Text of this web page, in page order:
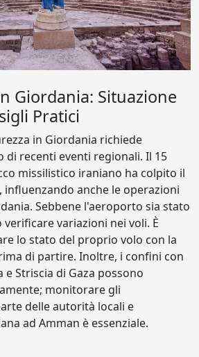
Giordania: Situazione
Pratici
in Giordania richiede
di recenti eventi regionali. Il 15
missilistico iraniano ha colpito il
anche le operazioni
Sebbene l'aeroporto sia stato
variazioni nei voli. È
lo stato del proprio volo con la
di partire. Inoltre, i confini con
e Striscia di Gaza possono
monitorare gli
delle autorità locali e
ad Amman è essenziale.